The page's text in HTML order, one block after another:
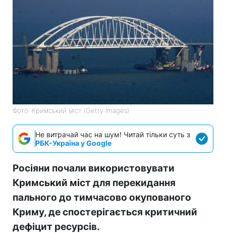
Фото: Кримський міст (Getty Images)
Не витрачай час на шум! Читай тільки суть з
РБК-Україна у Google
Росіяни почали використовувати
Кримський міст для перекидання
пального до тимчасово окупованого
Криму, де спостерігається критичний
дефіцит ресурсів.